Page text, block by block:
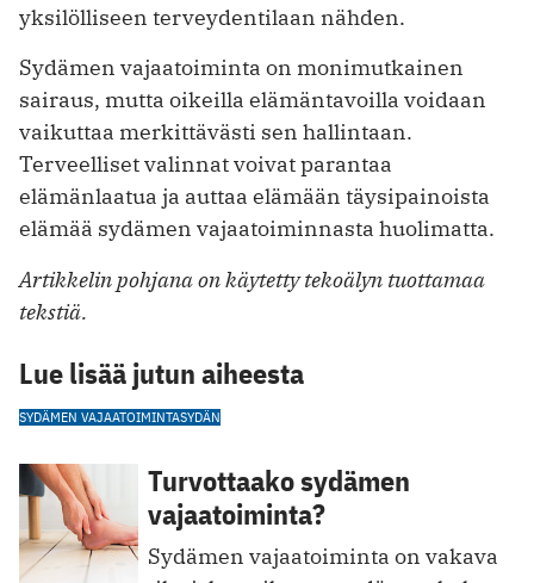
yksilölliseen terveydentilaan nähden.
Sydämen vajaatoiminta on monimutkainen
sairaus, mutta oikeilla elämäntavoilla voidaan
vaikuttaa merkittävästi sen hallintaan.
Terveelliset valinnat voivat parantaa
elämänlaatua ja auttaa elämään täysipainoista
elämää sydämen vajaatoiminnasta huolimatta.
Artikkelin pohjana on käytetty tekoälyn tuottamaa
tekstiä.
Lue lisää jutun aiheesta
SYDÄMEN VAJAATOIMINTASYDÄN
Turvottaako sydämen
vajaatoiminta?
Sydämen vajaatoiminta on vakava